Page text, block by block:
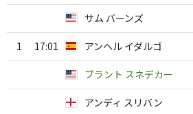
サム バーンズ
1 17:01 アンヘル イダルゴ
ブラント スネデカー
アンディ スリバン